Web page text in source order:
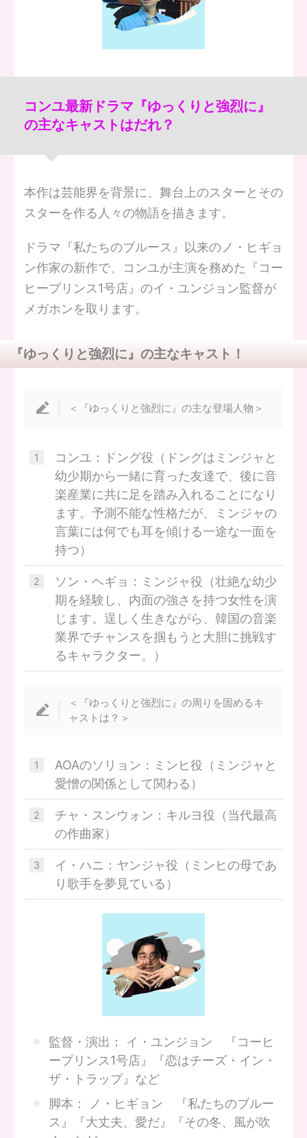
コンユ最新ドラマ『ゆっくりと強烈に』
の主なキャストはだれ？
本作は芸能界を背景に、舞台上のスターとその
スターを作る人々の物語を描きます。
ドラマ『私たちのブルース』以来のノ・ヒギョ
ン作家の新作で、コンユが主演を務めた『コー
ヒープリンス1号店』のイ・ユンジョン監督が
メガホンを取ります。
『ゆっくりと強烈に』の主なキャスト！
＜『ゆっくりと強烈に』の主な登場人物＞
コンユ：ドング役（ドングはミンジャと
幼少期から一緒に育った友達で、後に音
楽産業に共に足を踏み入れることになり
ます。予測不能な性格だが、ミンジャの
言葉には何でも耳を傾ける一途な一面を
持つ）
ソン・ヘギョ：ミンジャ役（壮絶な幼少
期を経験し、内面の強さを持つ女性を演
じます。逞しく生きながら、韓国の音楽
業界でチャンスを掴もうと大胆に挑戦す
るキャラクター。）
＜『ゆっくりと強烈に』の周りを固めるキ
ャストは？＞
AOAのソリョン：ミンヒ役（ミンジャと
愛憎の関係として関わる）
チャ・スンウォン：キルヨ役（当代最高
の作曲家）
イ・ハニ：ヤンジャ役（ミンヒの母であ
り歌手を夢見ている）
監督・演出： イ・ユンジョン 『コーヒ
ープリンス1号店』『恋はチーズ・イン・
ザ・トラップ』など
脚本： ノ・ヒギョン 『私たちのブルー
ス』『大丈夫、愛だ』『その冬、風が吹